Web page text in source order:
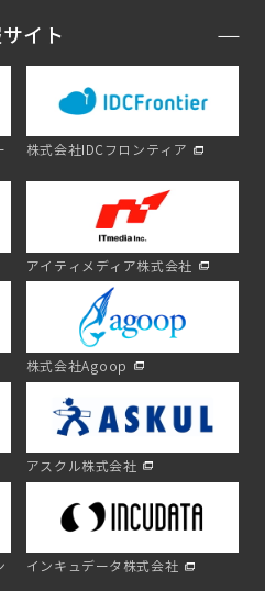
イト
株式会社IDCフロンティア
アイティメディア株式会社
株式会社Agoop
アスクル株式会社
インキュデータ株式会社